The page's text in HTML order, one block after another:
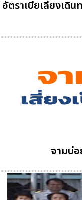
อัตราเบี้ยเลี้ยงเดิ
จามบ่อ